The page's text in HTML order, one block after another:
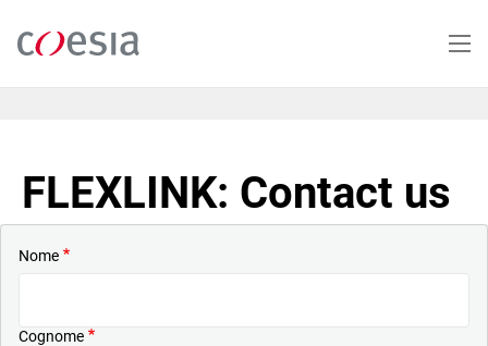
contenuto
FLEXLINK: Contact us
Nome
Cognome